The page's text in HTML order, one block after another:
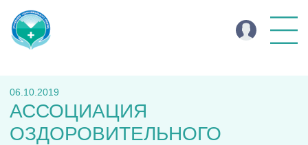
06.10.2019
АССОЦИАЦИЯ
ОЗДОРОВИТЕЛЬНОГО